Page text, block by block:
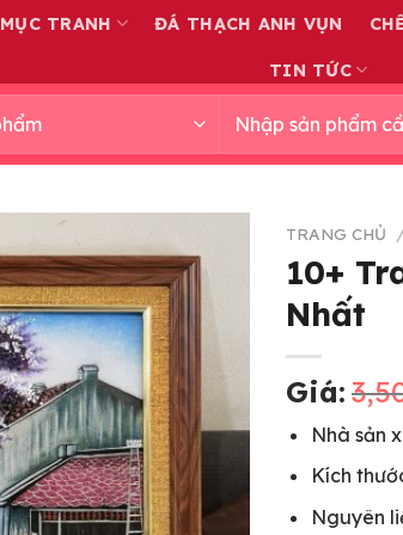
TRANH ĐÁ THẠCH ANH VỤN
TIN TỨC
kiếm:
TRANG CHỦ /
10+
Nhất
Giá:
Nhà sản
Kích
Nguyên